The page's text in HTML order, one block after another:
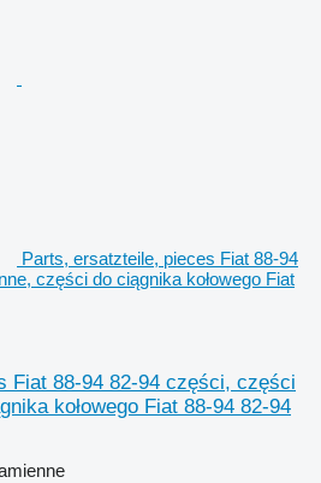
Parts, ersatzteile, pieces Fiat 88-94
części do ciągnika kołowego Fiat
Fiat 88-94 82-94 części, części
kołowego Fiat 88-94 82-94